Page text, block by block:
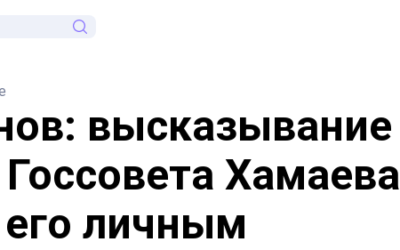
высказывание
Хамаева
его личным